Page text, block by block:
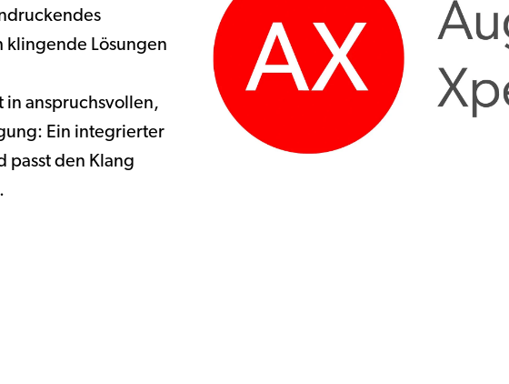
klingende Lösungen
in anspruchsvollen,
Ein integrierter
passt den Klang